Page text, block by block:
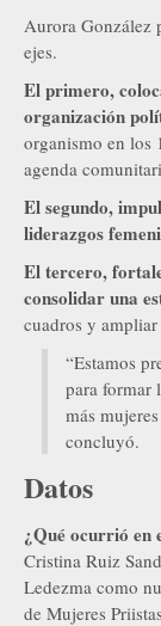
Aurora González
ejes.
El primero,
organización
organismo en los
agenda
El segundo,
liderazgos
El tercero,
consolidar una
cuadros y
“Estamos
para formar
más
concluyó.
Datos
¿Qué ocurrió en
Cristina Ruiz
Ledezma como
de Mujeres